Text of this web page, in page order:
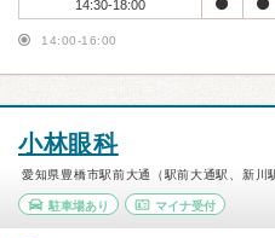
14:30-18:00
14:00-16:00
小林眼科
愛知県豊橋市駅前大通（駅前大通駅、新川
駐車場あり マイナ受付